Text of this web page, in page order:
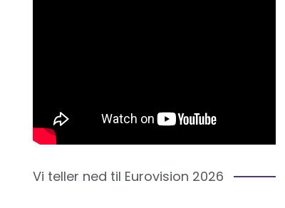
Vi teller ned til Eurovision 2026